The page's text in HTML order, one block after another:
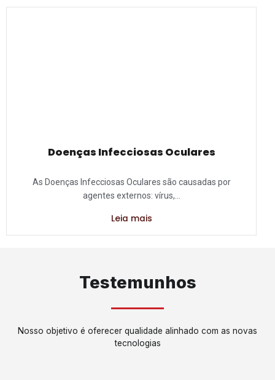
Doenças Infecciosas Oculares
As Doenças Infecciosas Oculares são causadas por
agentes externos: vírus,...
Leia mais
Testemunhos
Nosso objetivo é oferecer qualidade alinhado com as novas
tecnologias